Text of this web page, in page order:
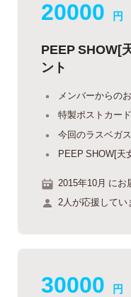
20000 円
PEEP SHOW[
ント
メンバーからの
特製ポストカー
今回のラスベガ
PEEP SHOW[天
2015年10月 にお
2人が応援してい
30000 円